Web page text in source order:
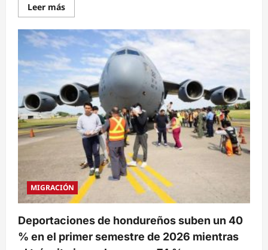
Leer másRead
more
Deportaciones
de
hondureños
suben
40
%
mientras
cae
74
%
el
tránsito
irregular
país
MIGRACIÓN
Deportaciones de hondureños suben un 40
% en el primer semestre de 2026 mientras